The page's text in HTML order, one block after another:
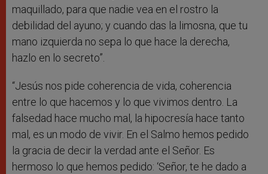
maquillado, para que nadie vea en el rostro la
debilidad del ayuno; y cuando das la limosna, que tu
mano izquierda no sepa lo que hace la derecha,
hazlo en lo secreto”.
“Jesús nos pide coherencia de vida, coherencia
entre lo que hacemos y lo que vivimos dentro. La
falsedad hace mucho mal, la hipocresía hace tanto
mal, es un modo de vivir. En el Salmo hemos pedido
la gracia de decir la verdad ante el Señor. Es
hermoso lo que hemos pedido: ‘Señor, te he dado a